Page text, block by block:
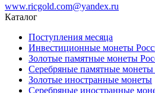
www.ricgold.com@yandex.ru
Каталог
Поступления месяца
Инвестиционные монеты
Золотые памятные монеты
Серебряные памятные
Золотые иностранные монеты
Серебряные иностранные